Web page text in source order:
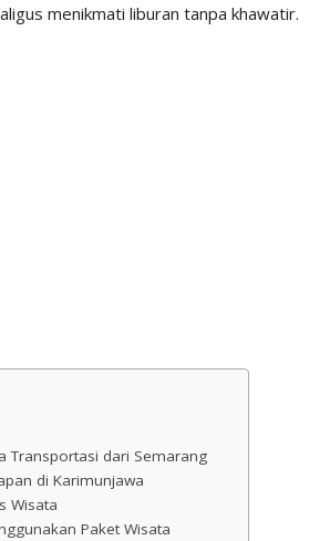
menikmati liburan tanpa khawatir.
Transportasi dari Semarang
di Karimunjawa
Wisata
Paket Wisata